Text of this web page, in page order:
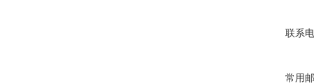
联系
常用